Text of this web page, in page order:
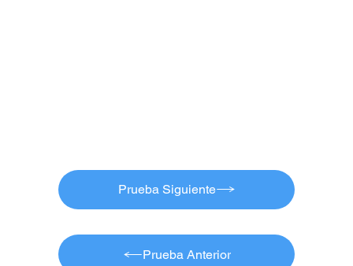
Prueba Anterior
Prueba Siguiente